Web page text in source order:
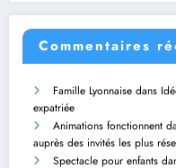
Commentaires
Famille Lyonnaise dans
expatriée
Animations fonctionnent
auprès des invités les plus
Spectacle pour enfants